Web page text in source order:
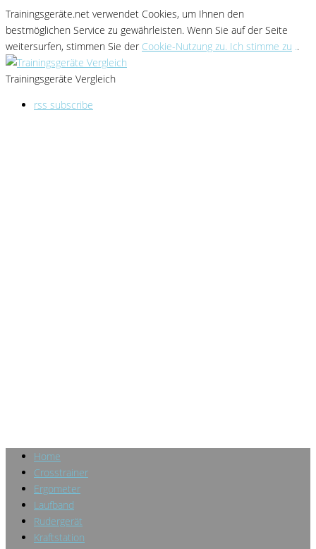
Trainingsgeräte.net verwendet Cookies, um Ihnen den
bestmöglichen Service zu gewährleisten. Wenn Sie auf der Seite
weitersurfen, stimmen Sie der Cookie-Nutzung zu. Ich stimme zu ..
Trainingsgeräte Vergleich
rss subscribe
Home
Crosstrainer
Ergometer
Laufband
Rudergerät
Kraftstation